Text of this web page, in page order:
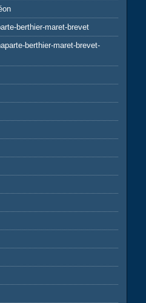
berthier-maret-brevet
berthier-maret-brevet-